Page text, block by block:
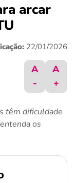
arcar
22/01/2026
A
-
A
+
têm dificuldade
os